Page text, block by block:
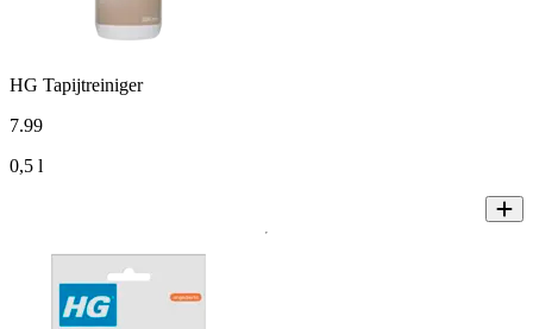
HG Tapijtreiniger
7.99
0,5 l